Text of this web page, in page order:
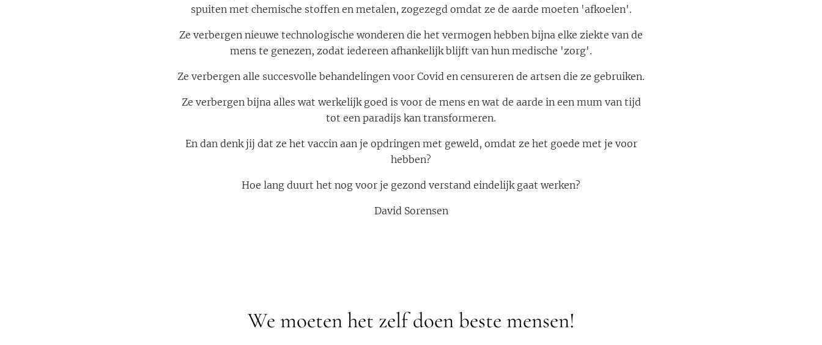
spuiten met chemische stoffen en metalen, zogezegd omdat ze de aarde moeten 'afkoelen'.
Ze verbergen nieuwe technologische wonderen die het vermogen hebben bijna elke ziekte van de
mens te genezen, zodat iedereen afhankelijk blijft van hun medische 'zorg'.
Ze verbergen alle succesvolle behandelingen voor Covid en censureren de artsen die ze gebruiken.
Ze verbergen bijna alles wat werkelijk goed is voor de mens en wat de aarde in een mum van tijd
tot een paradijs kan transformeren.
En dan denk jij dat ze het vaccin aan je opdringen met geweld, omdat ze het goede met je voor
hebben?
Hoe lang duurt het nog voor je gezond verstand eindelijk gaat werken?
David Sorensen
We moeten het zelf doen beste mensen!